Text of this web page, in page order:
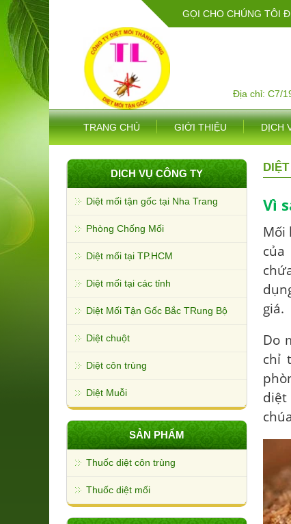
GỌI CHO CHÚNG TÔI
Địa chỉ: C7/
TRANG CHỦ GIỚI THIỆU DỊCH
DỊCH VỤ CÔNG TY
Diệt mối tận gốc tại Nha Trang
Phòng Chống Mối
Diệt mối tại TP.HCM
Diệt mối tại các tỉnh
Diệt Mối Tận Gốc Bắc TRung Bộ
Diệt chuột
Diệt côn trùng
Diệt Muỗi
SẢN PHẨM
Thuốc diệt côn trùng
Thuốc diệt mối
Vì
Mối
giá.
Do
chỉ